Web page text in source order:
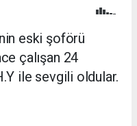
eski şoförü
çalışan 24
ile sevgili oldular.